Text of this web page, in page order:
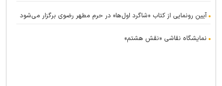
آیین رونمایی از کتاب «شاگرد اول‌ها» در حرم مطهر رضوی برگزار می‌شود
نمایشگاه نقاشی «نقش هشتم»